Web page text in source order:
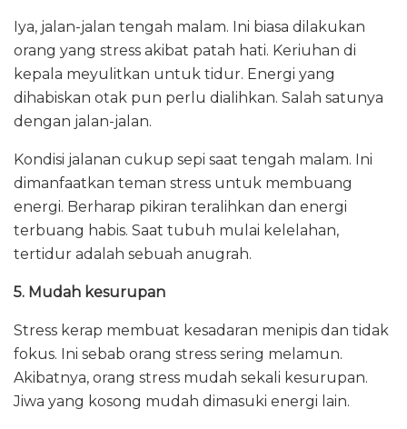
Iya, jalan-jalan tengah malam. Ini biasa dilakukan
orang yang stress akibat patah hati. Keriuhan di
kepala meyulitkan untuk tidur. Energi yang
dihabiskan otak pun perlu dialihkan. Salah satunya
dengan jalan-jalan.
Kondisi jalanan cukup sepi saat tengah malam. Ini
dimanfaatkan teman stress untuk membuang
energi. Berharap pikiran teralihkan dan energi
terbuang habis. Saat tubuh mulai kelelahan,
tertidur adalah sebuah anugrah.
5. Mudah kesurupan
Stress kerap membuat kesadaran menipis dan tidak
fokus. Ini sebab orang stress sering melamun.
Akibatnya, orang stress mudah sekali kesurupan.
Jiwa yang kosong mudah dimasuki energi lain.